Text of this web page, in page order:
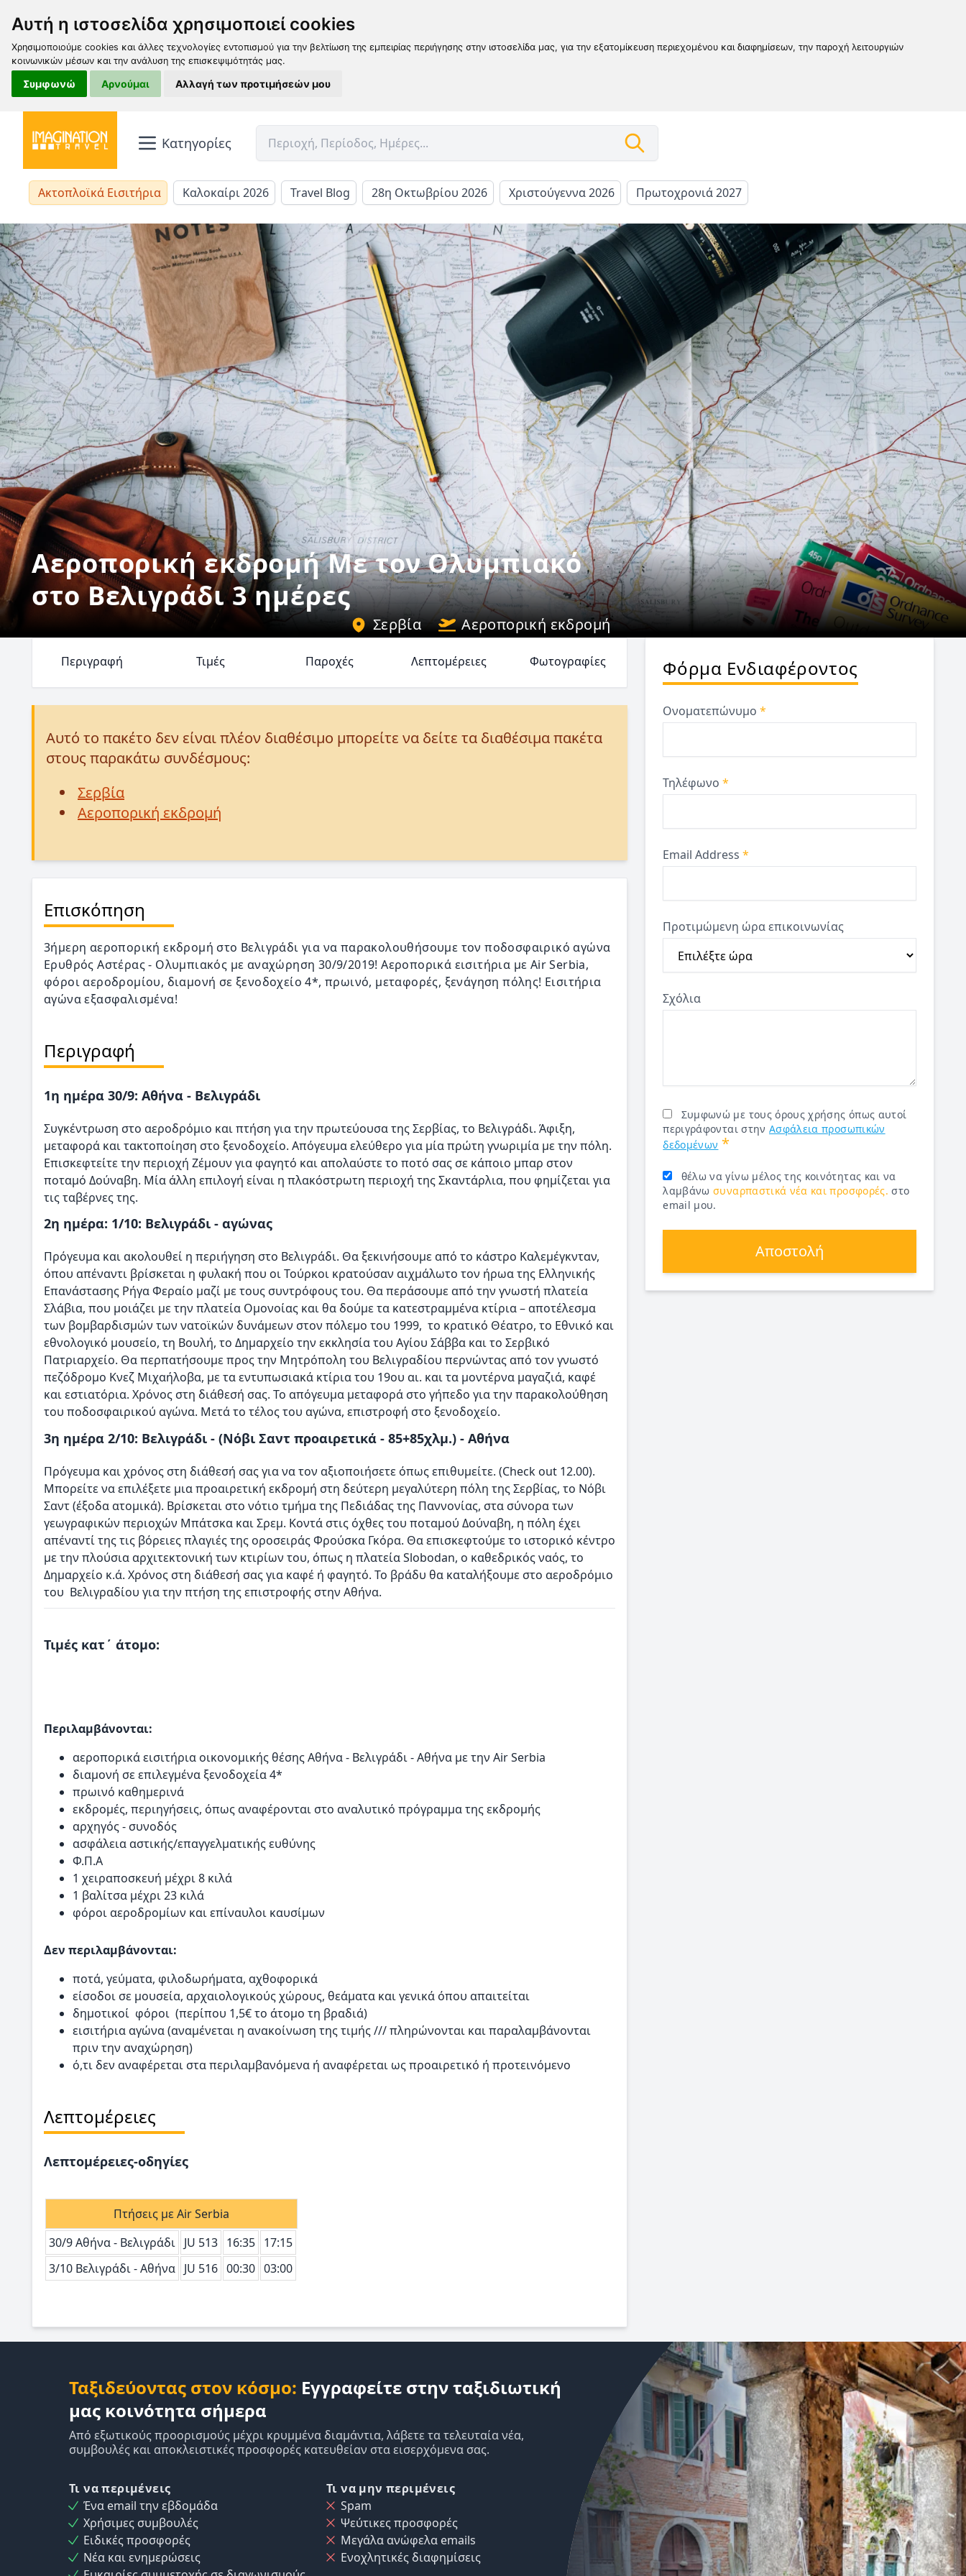
Αυτή η ιστοσελίδα χρησιμοποιεί cookies
Χρησιμοποιούμε cookies και άλλες τεχνολογίες εντοπισμού για την βελτίωση της εμπειρίας περιήγησης στην ιστοσελίδα μας, για την εξατομίκευση περιεχομένου και διαφημίσεων, την παροχή λειτουργιών
κοινωνικών μέσων και την ανάλυση της επισκεψιμότητάς μας.
Συμφωνώ Αρνούμαι Αλλαγή των προτιμήσεών μου
Κατηγορίες
Ακτοπλοϊκά Εισιτήρια Καλοκαίρι 2026 Travel Blog 28η Οκτωβρίου 2026 Χριστούγεννα 2026 Πρωτοχρονιά 2027
Αεροπορική εκδρομή Με τον Ολυμπιακό
στο Βελιγράδι 3 ημέρες
Σερβία Αεροπορική εκδρομή
Περιγραφή Τιμές Παροχές Λεπτομέρειες Φωτογραφίες
Αυτό το πακέτο δεν είναι πλέον διαθέσιμο μπορείτε να δείτε τα διαθέσιμα πακέτα
στους παρακάτω συνδέσμους:
Σερβία
Αεροπορική εκδρομή
Επισκόπηση
3ήμερη αεροπορική εκδρομή στο Βελιγράδι για να παρακολουθήσουμε τον ποδοσφαιρικό αγώνα
Ερυθρός Αστέρας - Ολυμπιακός με αναχώρηση 30/9/2019! Αεροπορικά εισιτήρια με Air Serbia,
φόροι αεροδρομίου, διαμονή σε ξενοδοχείο 4*, πρωινό, μεταφορές, ξενάγηση πόλης! Εισιτήρια
αγώνα εξασφαλισμένα!
Περιγραφή
1η ημέρα 30/9: Αθήνα - Βελιγράδι
Συγκέντρωση στο αεροδρόμιο και πτήση για την πρωτεύουσα της Σερβίας, το Βελιγράδι. Άφιξη,
μεταφορά και τακτοποίηση στο ξενοδοχείο. Απόγευμα ελεύθερο για μία πρώτη γνωριμία με την πόλη.
Επισκεφτείτε την περιοχή Ζέμουν για φαγητό και απολαύστε το ποτό σας σε κάποιο μπαρ στον
ποταμό Δούναβη. Μία άλλη επιλογή είναι η πλακόστρωτη περιοχή της Σκαντάρλια, που φημίζεται για
τις ταβέρνες της.
2η ημέρα: 1/10: Βελιγράδι - αγώνας
Πρόγευμα και ακολουθεί η περιήγηση στο Βελιγράδι. Θα ξεκινήσουμε από το κάστρο Καλεμέγκνταν,
όπου απέναντι βρίσκεται η φυλακή που οι Τούρκοι κρατούσαν αιχμάλωτο τον ήρωα της Ελληνικής
Επανάστασης Ρήγα Φεραίο μαζί με τους συντρόφους του. Θα περάσουμε από την γνωστή πλατεία
Σλάβια, που μοιάζει με την πλατεία Ομονοίας και θα δούμε τα κατεστραμμένα κτίρια – αποτέλεσμα
των βομβαρδισμών των νατοϊκών δυνάμεων στον πόλεμο του 1999, το κρατικό Θέατρο, το Εθνικό και
εθνολογικό μουσείο, τη Βουλή, το Δημαρχείο την εκκλησία του Αγίου Σάββα και το Σερβικό
Πατριαρχείο. Θα περπατήσουμε προς την Μητρόπολη του Βελιγραδίου περνώντας από τον γνωστό
πεζόδρομο Κνεζ Μιχαήλοβα, με τα εντυπωσιακά κτίρια του 19ου αι. και τα μοντέρνα μαγαζιά, καφέ
και εστιατόρια. Χρόνος στη διάθεσή σας. Το απόγευμα μεταφορά στο γήπεδο για την παρακολούθηση
του ποδοσφαιρικού αγώνα. Μετά το τέλος του αγώνα, επιστροφή στο ξενοδοχείο.
3η ημέρα 2/10: Βελιγράδι - (Νόβι Σαντ προαιρετικά - 85+85χλμ.) - Αθήνα
Πρόγευμα και χρόνος στη διάθεσή σας για να τον αξιοποιήσετε όπως επιθυμείτε. (Check out 12.00).
Μπορείτε να επιλέξετε μια προαιρετική εκδρομή στη δεύτερη μεγαλύτερη πόλη της Σερβίας, το Νόβι
Σαντ (έξοδα ατομικά). Βρίσκεται στο νότιο τμήμα της Πεδιάδας της Παννονίας, στα σύνορα των
γεωγραφικών περιοχών Μπάτσκα και Σρεμ. Κοντά στις όχθες του ποταμού Δούναβη, η πόλη έχει
απέναντί της τις βόρειες πλαγιές της οροσειράς Φρούσκα Γκόρα. Θα επισκεφτούμε το ιστορικό κέντρο
με την πλούσια αρχιτεκτονική των κτιρίων του, όπως η πλατεία Slobodan, ο καθεδρικός ναός, το
Δημαρχείο κ.ά. Χρόνος στη διάθεσή σας για καφέ ή φαγητό. Το βράδυ θα καταλήξουμε στο αεροδρόμιο
του Βελιγραδίου για την πτήση της επιστροφής στην Αθήνα.
Τιμές κατ΄ άτομο:
Περιλαμβάνονται:
αεροπορικά εισιτήρια οικονομικής θέσης Αθήνα - Βελιγράδι - Αθήνα με την Air Serbia
διαμονή σε επιλεγμένα ξενοδοχεία 4*
πρωινό καθημερινά
εκδρομές, περιηγήσεις, όπως αναφέρονται στο αναλυτικό πρόγραμμα της εκδρομής
αρχηγός - συνοδός
ασφάλεια αστικής/επαγγελματικής ευθύνης
Φ.Π.Α
1 χειραποσκευή μέχρι 8 κιλά
1 βαλίτσα μέχρι 23 κιλά
φόροι αεροδρομίων και επίναυλοι καυσίμων
Δεν περιλαμβάνονται:
ποτά, γεύματα, φιλοδωρήματα, αχθοφορικά
είσοδοι σε μουσεία, αρχαιολογικούς χώρους, θεάματα και γενικά όπου απαιτείται
δημοτικοί φόροι (περίπου 1,5€ το άτομο τη βραδιά)
εισιτήρια αγώνα (αναμένεται η ανακοίνωση της τιμής /// πληρώνονται και παραλαμβάνονται
πριν την αναχώρηση)
ό,τι δεν αναφέρεται στα περιλαμβανόμενα ή αναφέρεται ως προαιρετικό ή προτεινόμενο
Λεπτομέρειες
Λεπτομέρειες-οδηγίες
Πτήσεις με Air Serbia
30/9 Αθήνα - Βελιγράδι JU 513 16:35 17:15
3/10 Βελιγράδι - Αθήνα JU 516 00:30 03:00
Φόρμα Ενδιαφέροντος
Ονοματεπώνυμο*
Τηλέφωνο*
Email Address*
Προτιμώμενη ώρα επικοινωνίας
Σχόλια
Συμφωνώ με τους όρους χρήσης όπως αυτοί
περιγράφονται στην Ασφάλεια προσωπικών
δεδομένων *
θέλω να γίνω μέλος της κοινότητας και να
λαμβάνωσυναρπαστικά νέα και προσφορές. στο
email μου.
Αποστολή
Ταξιδεύοντας στον κόσμο: Εγγραφείτε στην ταξιδιωτική
μας κοινότητα σήμερα
Από εξωτικούς προορισμούς μέχρι κρυμμένα διαμάντια, λάβετε τα τελευταία νέα,
συμβουλές και αποκλειστικές προσφορές κατευθείαν στα εισερχόμενα σας.
Τι να περιμένεις
Ένα email την εβδομάδα
Χρήσιμες συμβουλές
Ειδικές προσφορές
Νέα και ενημερώσεις
Τι να μην περιμένεις
Spam
Ψεύτικες προσφορές
Μεγάλα ανώφελα emails
Ενοχλητικές διαφημίσεις